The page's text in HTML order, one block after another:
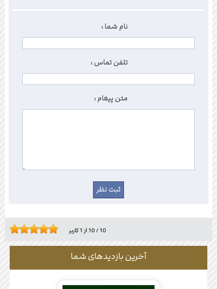
نام شما :
تلفن تماس :
متن پیغام :
10/10 از 1کاربر
آخرین بازدیدهای شما